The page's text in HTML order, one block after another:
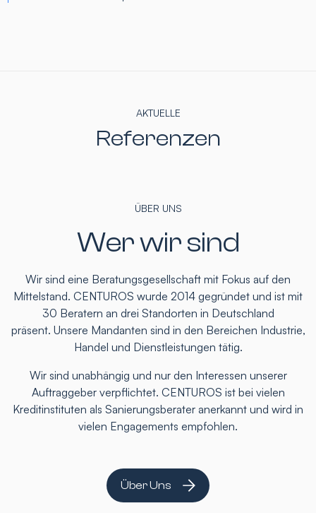
AKTUELLE
Referenzen
ÜBER UNS
Wer wir sind
Wir sind eine Beratungsgesellschaft mit Fokus auf den
Mittelstand. CENTUROS wurde 2014 gegründet und ist mit
30 Beratern an drei Standorten in Deutschland
präsent. Unsere Mandanten sind in den Bereichen Industrie,
Handel und Dienstleistungen tätig.
Wir sind unabhängig und nur den Interessen unserer
Auftraggeber verpflichtet. CENTUROS ist bei vielen
Kreditinstituten als Sanierungsberater anerkannt und wird in
vielen Engagements empfohlen.
Über Uns